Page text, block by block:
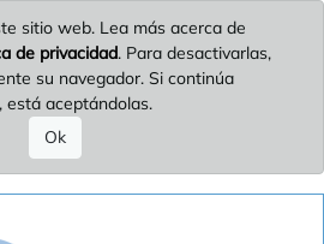
sitio web. Lea más acerca de
de privacidad. Para desactivarlas,
su navegador. Si continúa
está aceptándolas.
Ok